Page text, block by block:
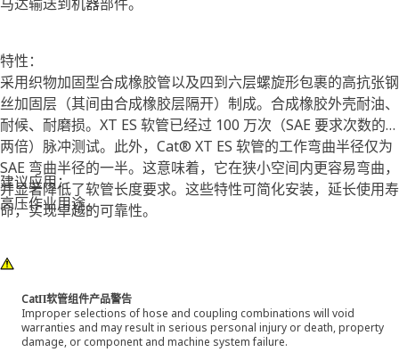
特性：
采用织物加固型合成橡胶管以及四到六层螺旋形包裹的高抗张钢
丝加固层（其间由合成橡胶层隔开）制成。合成橡胶外壳耐油、
耐候、耐磨损。XT ES 软管已经过 100 万次（SAE 要求次数的
两倍）脉冲测试。此外，Cat® XT ES 软管的工作弯曲半径仅为
SAE 弯曲半径的一半。这意味着，它在狭小空间内更容易弯曲，
并显著降低了软管长度要求。这些特性可简化安装，延长使用寿
命，实现卓越的可靠性。
建议应用：
高压作业用途。
CatΠ软管组件产品警告
Improper selections of hose and coupling combinations will void
warranties and may result in serious personal injury or death, property
damage, or component and machine system failure.